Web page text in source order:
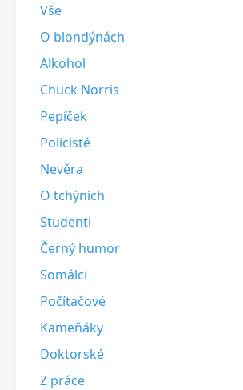
Vše
O blondýnách
Alkohol
Chuck Norris
Pepíček
Policisté
Nevěra
O tchýních
Studenti
Černý humor
Somálci
Počítačové
Kameňáky
Doktorské
Z práce